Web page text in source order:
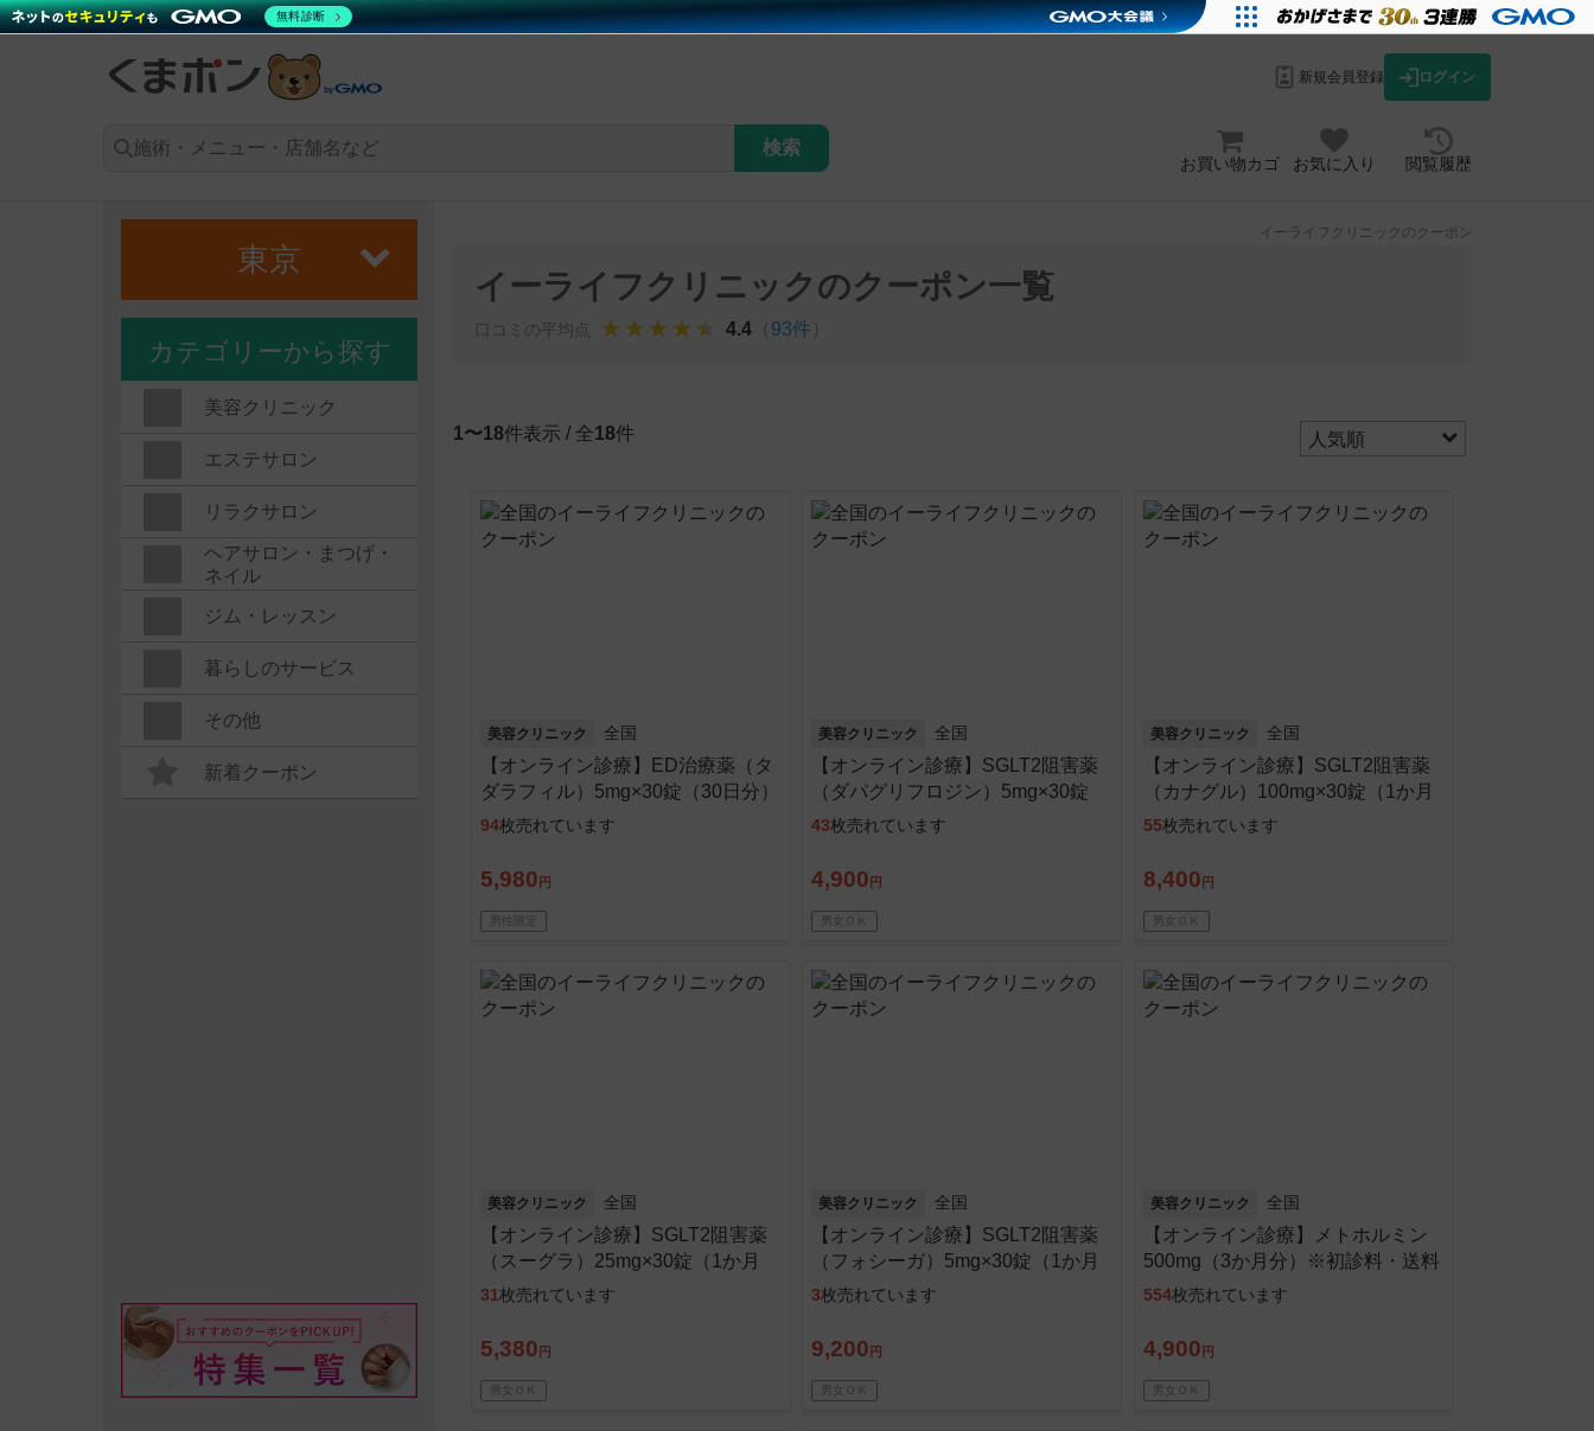
新規会員登録 ログイン
検索
お買い物カゴ お気に入り 閲覧履歴
イーライフクリニックのクーポン
イーライフクリニックのクーポン一覧
口コミの平均点 ★★★★★
★★★★★
★★★★★ 4.4 （ 93件 ）
1〜18件表示 / 全18件
美容クリニック 全国
【オンライン診療】ED治療薬（タ
ダラフィル）5mg×30錠（30日分）
※初診料・送料込
94枚売れています
5,980 円
男性限定
美容クリニック 全国
【オンライン診療】SGLT2阻害薬
（ダパグリフロジン）5mg×30錠
（1か月分）※初診料・送料込≫
43枚売れています
4,900 円
男女ＯＫ
美容クリニック 全国
【オンライン診療】SGLT2阻害薬
（カナグル）100mg×30錠（1か月
分）※初診料・送料込
55枚売れています
8,400 円
男女ＯＫ
美容クリニック 全国
【オンライン診療】SGLT2阻害薬
（スーグラ）25mg×30錠（1か月
分）※初診料・送料込
31枚売れています
5,380 円
男女ＯＫ
美容クリニック 全国
【オンライン診療】SGLT2阻害薬
（フォシーガ）5mg×30錠（1か月
分）※初診料・送料込
3枚売れています
9,200 円
男女ＯＫ
美容クリニック 全国
【オンライン診療】メトホルミン
500mg（3か月分）※初診料・送料
込
554枚売れています
4,900 円
男女ＯＫ
東京
カテゴリーから探す
美容クリニック
エステサロン
リラクサロン
ヘアサロン・まつげ・
ネイル
ジム・レッスン
暮らしのサービス
その他
新着クーポン
無料診断